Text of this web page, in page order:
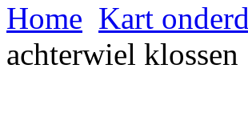
Home Kart
achterwiel klossen